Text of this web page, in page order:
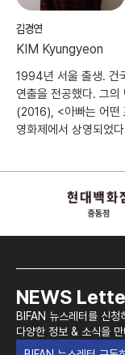
김경연
KIM Kyungyeon
1994년 서울 출생. 건
연출을 전공했다. 그
(2016), <아빠는 어떤
영화제에서 상영되었
NEWS
BIFAN 뉴스레터를 신청
다양한 정보 & 소식을